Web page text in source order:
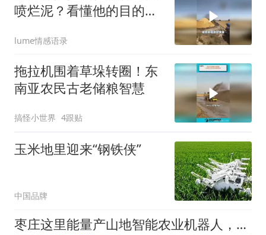
喷烂泥？看懂他的目的，
lume情感语录
拖拉机围着草垛转圈！东
南亚农民古老储粮智慧
搞怪小世界 4跟贴
玉米地里迎来“钢铁侠”
中国品牌
枣庄这里能量产山地智能农业机器人，解锁丘陵农业新图景